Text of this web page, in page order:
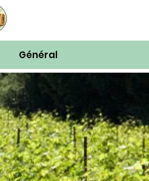
Général